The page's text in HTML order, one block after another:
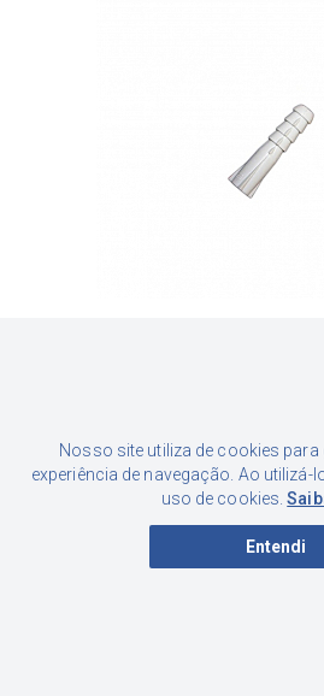
à vista - 5%
Nosso site utiliza de cookies
experiência de navegação. Ao
uso de cookies.
Entendi